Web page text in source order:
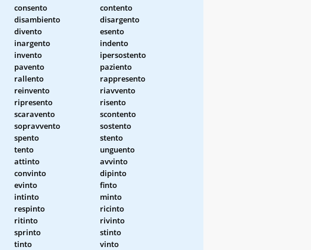
consento
contento
disambiento
disargento
divento
esento
inargento
indento
invento
ipersostento
pavento
paziento
rallento
rappresento
reinvento
riavvento
ripresento
risento
scaravento
scontento
sopravvento
sostento
spento
stento
tento
unguento
attinto
avvinto
convinto
dipinto
evinto
finto
intinto
minto
respinto
ricinto
ritinto
rivinto
sprinto
stinto
tinto vinto